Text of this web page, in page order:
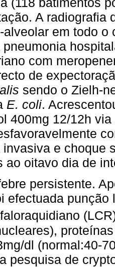
A radiografia
em todo o
com
de
sendo o Zielh-
E. coli.
400mg 12/12h
invasiva e choque
ao oitavo dia de
persistente.
efectuada
dl (normal:40-
pesquisa de